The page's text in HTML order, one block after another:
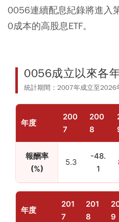
0056連續配息紀錄將進入
0成本的高股息ETF。
0056成立以來各
統計期間：2007年成立至2026
年度
200
7
200
8
報酬率
(%)
5.3
-48.
1
年度
201
7
201
8
9